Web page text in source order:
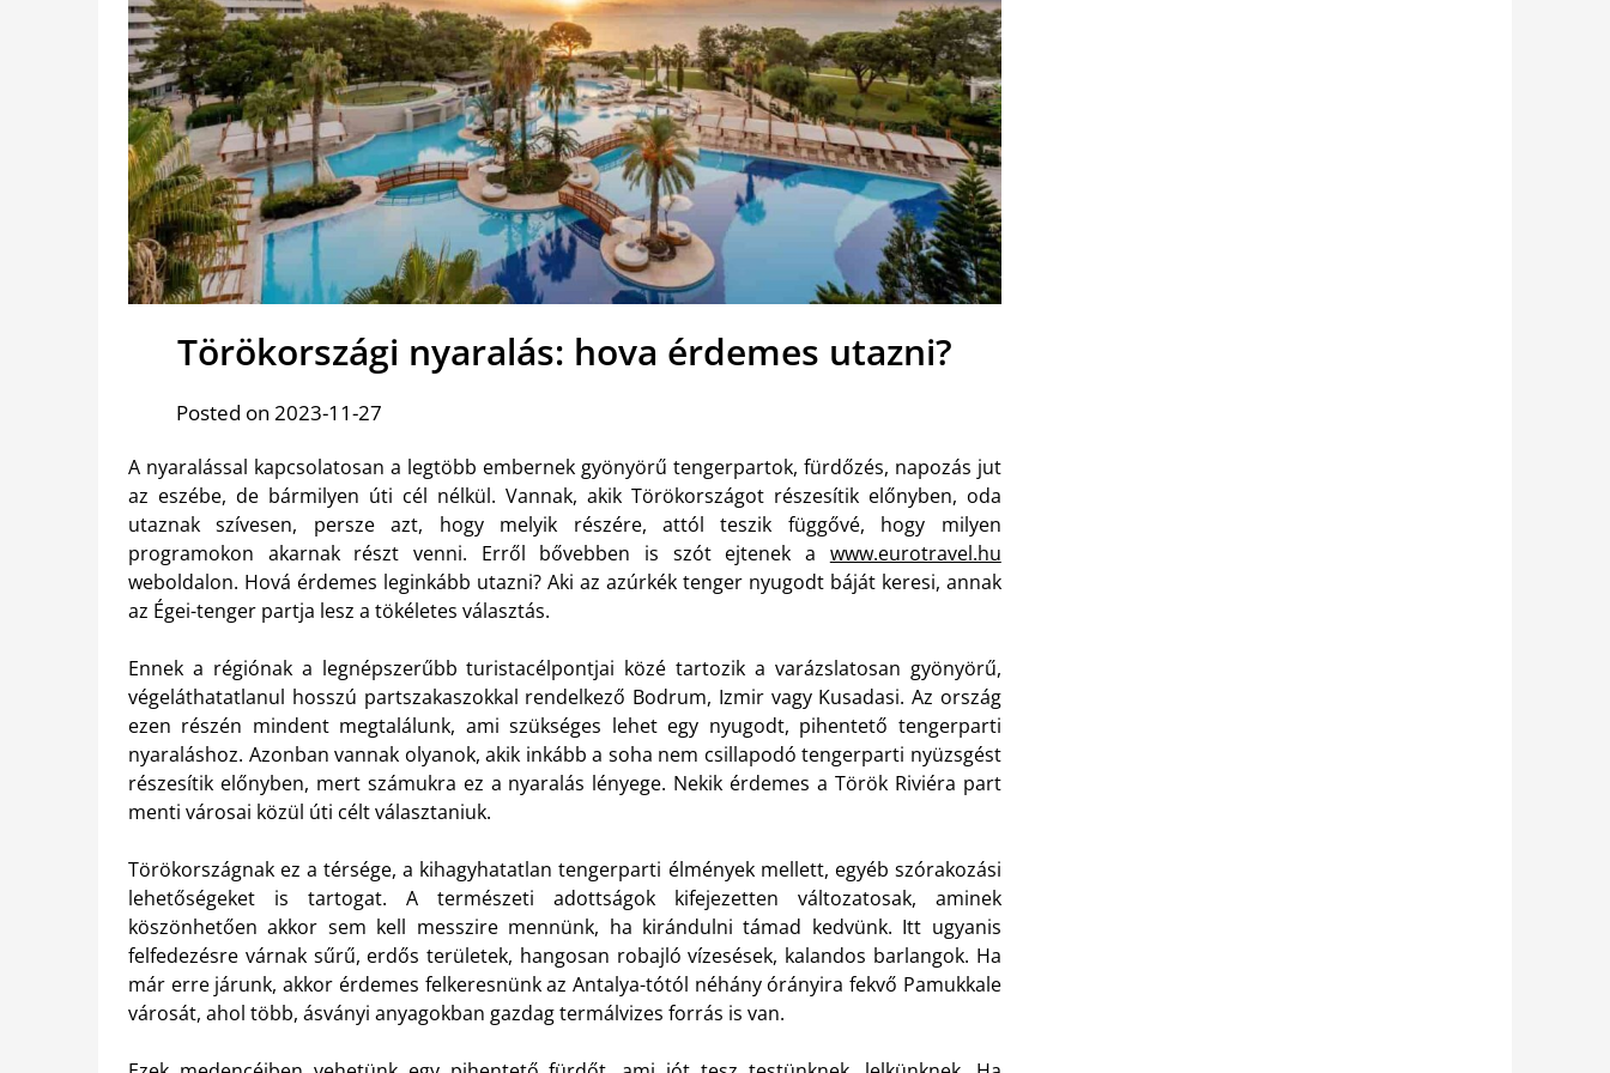
Törökországi nyaralás: hova érdemes utazni?
Posted on 2023-11-27
A nyaralással kapcsolatosan a legtöbb embernek gyönyörű tengerpartok, fürdőzés, napozás jut
az eszébe, de bármilyen úti cél nélkül. Vannak, akik Törökországot részesítik előnyben, oda
utaznak szívesen, persze azt, hogy melyik részére, attól teszik függővé, hogy milyen
programokon akarnak részt venni. Erről bővebben is szót ejtenek a www.eurotravel.hu
weboldalon. Hová érdemes leginkább utazni? Aki az azúrkék tenger nyugodt báját keresi, annak
az Égei-tenger partja lesz a tökéletes választás.
Ennek a régiónak a legnépszerűbb turistacélpontjai közé tartozik a varázslatosan gyönyörű,
végeláthatatlanul hosszú partszakaszokkal rendelkező Bodrum, Izmir vagy Kusadasi. Az ország
ezen részén mindent megtalálunk, ami szükséges lehet egy nyugodt, pihentető tengerparti
nyaraláshoz. Azonban vannak olyanok, akik inkább a soha nem csillapodó tengerparti nyüzsgést
részesítik előnyben, mert számukra ez a nyaralás lényege. Nekik érdemes a Török Riviéra part
menti városai közül úti célt választaniuk.
Törökországnak ez a térsége, a kihagyhatatlan tengerparti élmények mellett, egyéb szórakozási
lehetőségeket is tartogat. A természeti adottságok kifejezetten változatosak, aminek
köszönhetően akkor sem kell messzire mennünk, ha kirándulni támad kedvünk. Itt ugyanis
felfedezésre várnak sűrű, erdős területek, hangosan robajló vízesések, kalandos barlangok. Ha
már erre járunk, akkor érdemes felkeresnünk az Antalya-tótól néhány órányira fekvő Pamukkale
városát, ahol több, ásványi anyagokban gazdag termálvizes forrás is van.